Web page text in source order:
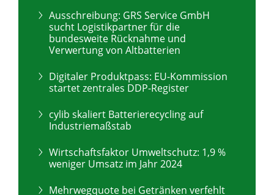
Ausschreibung: GRS Service GmbH
sucht Logistikpartner für die
bundesweite Rücknahme und
Verwertung von Altbatterien
Digitaler Produktpass: EU-Kommission
startet zentrales DDP-Register
cylib skaliert Batterierecycling auf
Industriemaßstab
Wirtschaftsfaktor Umweltschutz: 1,9 %
weniger Umsatz im Jahr 2024
Mehrwegquote bei Getränken verfehlt